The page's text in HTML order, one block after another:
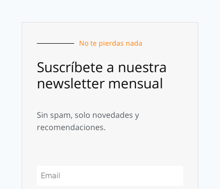
No te pierdas nada
Suscríbete a nuestra
newsletter mensual
Sin spam, solo novedades y
recomendaciones.